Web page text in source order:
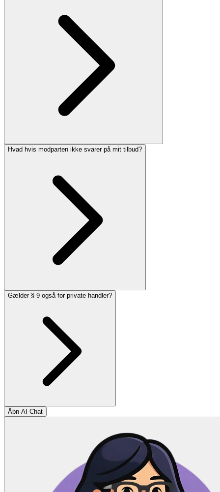
Hvad hvis modparten ikke svarer på mit tilbud?
Gælder § 9 også for private handler?
Åbn AI Chat